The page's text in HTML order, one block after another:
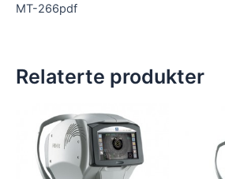
MT-266pdf
Relaterte produkter